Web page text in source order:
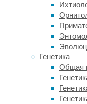
Генетика
Общая
сток
талой
воды
океан.
Особенности
процессов
таяния
льда